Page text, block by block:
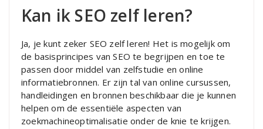
Kan ik SEO zelf leren?
Ja, je kunt zeker SEO zelf leren! Het is mogelijk om
de basisprincipes van SEO te begrijpen en toe te
passen door middel van zelfstudie en online
informatiebronnen. Er zijn tal van online cursussen,
handleidingen en bronnen beschikbaar die je kunnen
helpen om de essentiële aspecten van
zoekmachineoptimalisatie onder de knie te krijgen.